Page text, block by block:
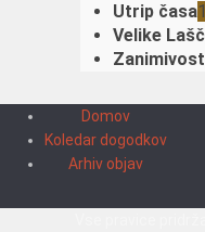
Utrip časa
Velike
Domov
Koledar dogodkov
Arhiv objav